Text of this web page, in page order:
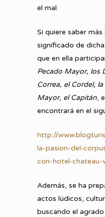
el mal.
Si quiere saber
significado de
que en ella
Pecado Mayor, los
Correa, el Cordel,
Mayor, el Capitán,
encontrará en el
http://
la-pasion-del-
con-hotel-chateau-
Además, se ha
actos lúdicos,
buscando el